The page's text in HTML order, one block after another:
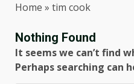
Home » tim cook
Nothing Found
It seems we can’t find
Perhaps searching can